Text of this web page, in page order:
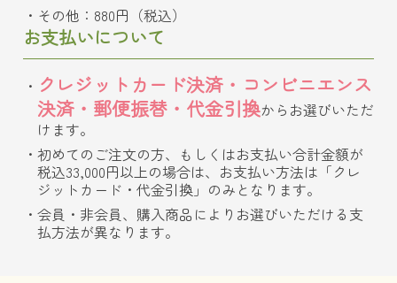
その他：880円（税込）
お支払いについて
クレジットカード決済・コンビニエンス
決済・郵便振替・代金引換からお選びいただ
けます。
初めてのご注文の方、もしくはお支払い合計金額が
税込33,000円以上の場合は、お支払い方法は「クレ
ジットカード・代金引換」のみとなります。
会員・非会員、購入商品によりお選びいただける支
払方法が異なります。